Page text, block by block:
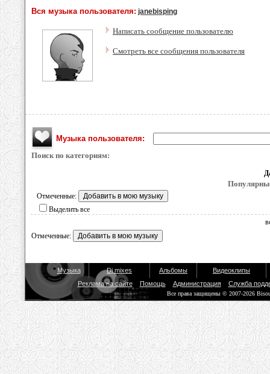
Вся музыка пользователя: janebisping
Написать сообщение пользователю
Смотреть все сообщения пользователя
Музыка пользователя:
Поиск по категориям:
Отмеченные:
Выделить все
Отмеченные:
Музыка Dj mixes Альбомы
Видеоклипы
Реклама на сайте
Помощь Администрация Служба
Все права защищены © 2007-2026